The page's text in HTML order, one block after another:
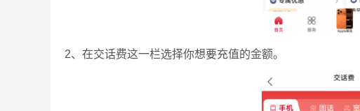
2、在交话费这一栏选择你想要充值的金额。